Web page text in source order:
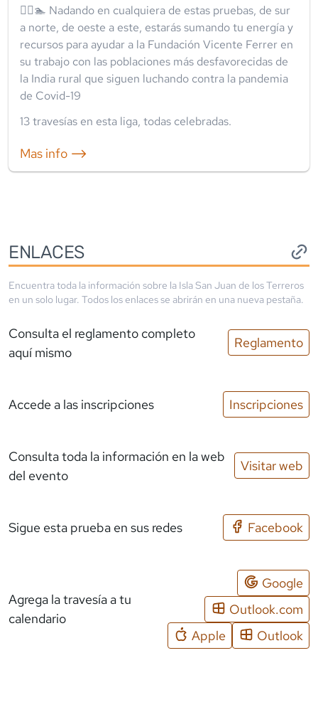
🏊‍♀️🏊 Nadando en cualquiera de estas pruebas, de sur
a norte, de oeste a este, estarás sumando tu energía y
recursos para ayudar a la Fundación Vicente Ferrer en
su trabajo con las poblaciones más desfavorecidas de
la India rural que siguen luchando contra la pandemia
de Covid-19
13travesías en esta liga, todas celebradas.
Mas info ⟶
ENLACES
Encuentra toda la información sobre la Isla San Juan de los Terreros
en un solo lugar. Todos los enlaces se abrirán en una nueva pestaña.
Consulta el reglamento completo
aquí mismo
Reglamento
Accede a las inscripciones Inscripciones
Consulta toda la información en la web
del evento
Visitar web
Sigue esta prueba en sus redes Facebook
Agrega la travesía a tu
calendario
Google
Outlook.com
Apple
Outlook